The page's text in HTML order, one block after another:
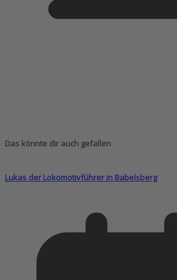
Das könnte dir auch gefallen
Lukas der Lokomotivführer in Babelsberg